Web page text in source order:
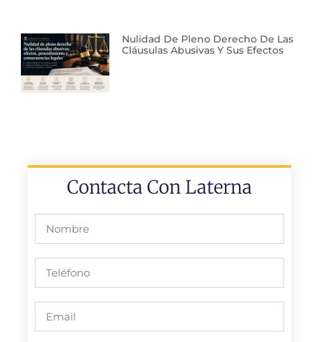
Nulidad De Pleno Derecho De Las
Cláusulas Abusivas Y Sus Efectos
Contacta Con Laterna